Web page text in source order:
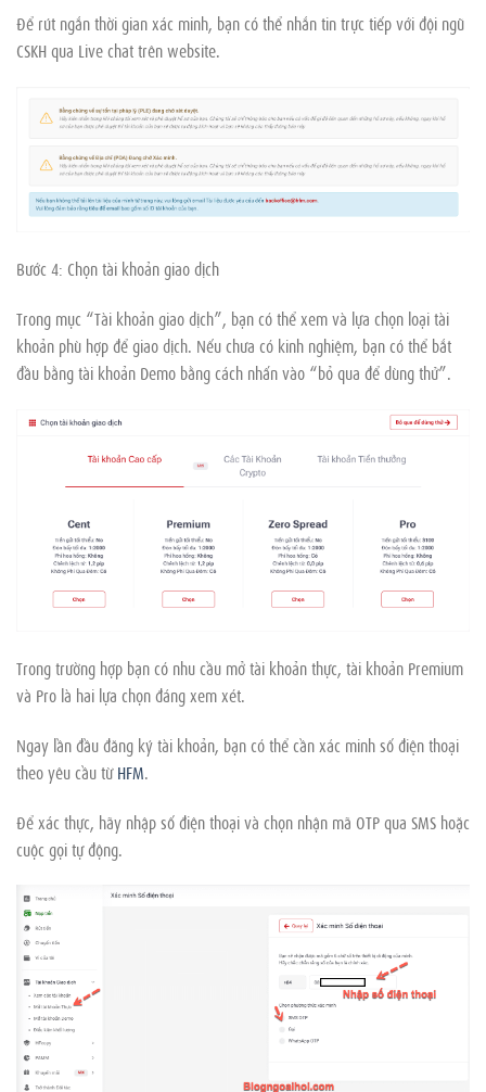
Để rút ngắn thời gian xác minh, bạn có thể nhắn tin trực tiếp với đội ngũ
CSKH qua Live chat trên website.
Bước 4: Chọn tài khoản giao dịch
Trong mục “Tài khoản giao dịch”, bạn có thể xem và lựa chọn loại tài
khoản phù hợp để giao dịch. Nếu chưa có kinh nghiệm, bạn có thể bắt
đầu bằng tài khoản Demo bằng cách nhấn vào “bỏ qua để dùng thử”.
Trong trường hợp bạn có nhu cầu mở tài khoản thực, tài khoản Premium
và Pro là hai lựa chọn đáng xem xét.
Ngay lần đầu đăng ký tài khoản, bạn có thể cần xác minh số điện thoại
theo yêu cầu từHFM.
Để xác thực, hãy nhập số điện thoại và chọn nhận mã OTP qua SMS hoặc
cuộc gọi tự động.